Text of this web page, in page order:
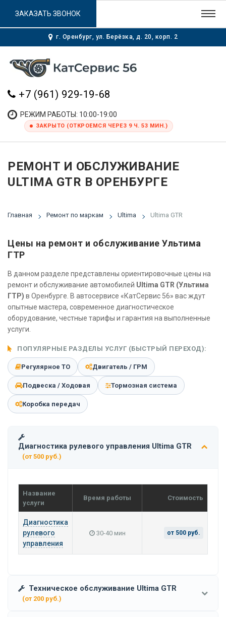
г. Оренбург, ул. Берёзка, д. 20, корп. 2
+7 (961) 929-19-68
РЕЖИМ РАБОТЫ: 10:00-19:00
ЗАКРЫТО (ОТКРОЕМСЯ ЧЕРЕЗ 9 Ч. 53 МИН.)
ЗАКАЗАТЬ ЗВОНОК
РЕМОНТ И ОБСЛУЖИВАНИЕ
ULTIMA GTR В ОРЕНБУРГЕ
Главная Ремонт по маркам Ultima Ultima GTR
Цены на ремонт и обслуживание Ультима
ГТР
В данном разделе представлены ориентировочные цены на
ремонт и обслуживание автомобилей Ultima GTR (Ультима
ГТР) в Оренбурге. В автосервисе «КатСервис 56» вас ждут
опытные мастера, современное диагностическое
оборудование, честные тарифы и гарантия на выполненные
услуги.
ПОПУЛЯРНЫЕ РАЗДЕЛЫ УСЛУГ (БЫСТРЫЙ ПЕРЕХОД):
Регулярное ТО Двигатель / ГРМ
Подвеска / Ходовая Тормозная система
Коробка передач
Диагностика рулевого управления Ultima GTR
(от 500 руб.)
Название
услуги
Время работы Стоимость
Диагностика
рулевого
управления
30-40 мин от 500 руб.
Техническое обслуживание Ultima GTR
(от 200 руб.)